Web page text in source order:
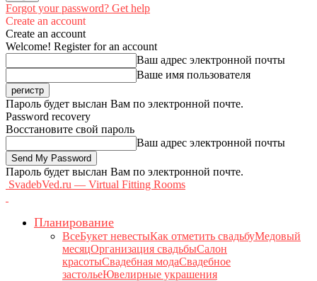
Forgot your password? Get help
Create an account
Create an account
Welcome! Register for an account
Ваш адрес электронной почты
Ваше имя пользователя
Пароль будет выслан Вам по электронной почте.
Password recovery
Восстановите свой пароль
Ваш адрес электронной почты
Пароль будет выслан Вам по электронной почте.
SvadebVed.ru — Virtual Fitting Rooms
Планирование
ВсеБукет невестыКак отметить свадьбуМедовый
месяцОрганизация свадьбыСалон
красотыСвадебная модаСвадебное
застольеЮвелирные украшения